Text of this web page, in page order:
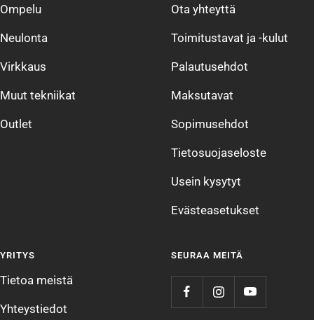
Ompelu
Neulonta
Virkkaus
Muut tekniikat
Outlet
Ota yhteyttä
Toimitustavat ja -kulut
Palautusehdot
Maksutavat
Sopimusehdot
Tietosuojaseloste
Usein kysytyt
Evästeasetukset
YRITYS
Tietoa meistä
Yhteystiedot
SEURAA MEITÄ